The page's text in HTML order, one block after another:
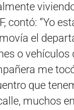
contó: “Yo
el
o vehículos
me
que
muchos